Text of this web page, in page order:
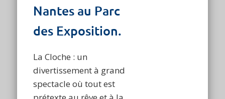
Nantes au Parc
des Exposition.
La Cloche : un
divertissement à grand
spectacle où tout est